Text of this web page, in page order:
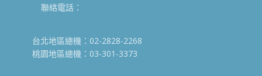
聯絡電話：
台北地區總機：02-2828-2268
桃園地區總機：03-301-3373